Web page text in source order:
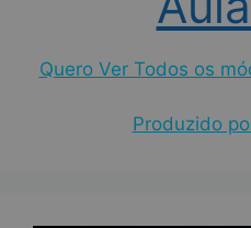
Quero Ver Todos os
Produzido